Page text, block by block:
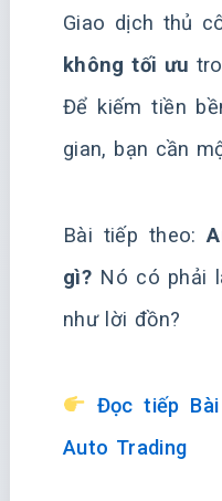
Giao dịch thủ
không tối ưu
Để kiếm tiền
gian, bạn cần
Bài tiếp theo:
gì? Nó có phải
như lời đồn?
Đọc tiếp
Auto Trading